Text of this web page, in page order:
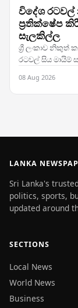
විදේශ රටවල්
ප්‍රතික්ෂේප
සැලකිල්ල
ශ්‍රී ලංකාව නිකුත්
රටවල් සිය මායිම්
08 Aug 2026
LANKA
Sri Lanka's
politics, sports,
updated around
SECTIONS
Local News
World News
Business